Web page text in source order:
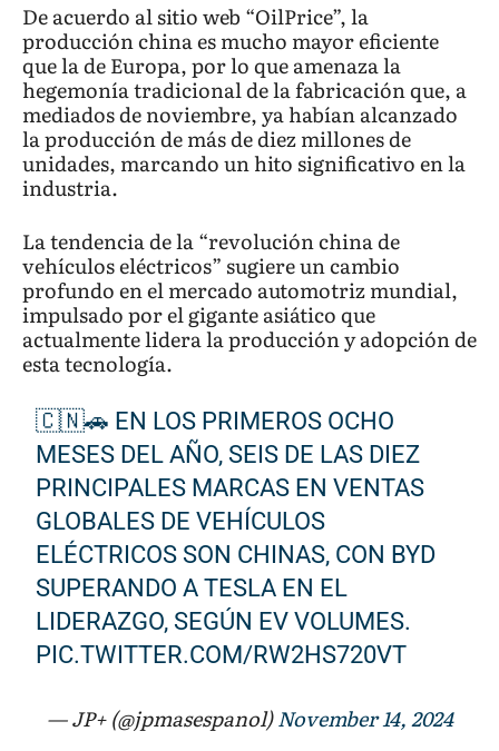
De acuerdo al sitio web “OilPrice”, la
producción china es mucho mayor eficiente
que la de Europa, por lo que amenaza la
hegemonía tradicional de la fabricación que, a
mediados de noviembre, ya habían alcanzado
la producción de más de diez millones de
unidades, marcando un hito significativo en la
industria.
La tendencia de la “revolución china de
vehículos eléctricos” sugiere un cambio
profundo en el mercado automotriz mundial,
impulsado por el gigante asiático que
actualmente lidera la producción y adopción de
esta tecnología.
🇨🇳🚗 EN LOS PRIMEROS OCHO
MESES DEL AÑO, SEIS DE LAS DIEZ
PRINCIPALES MARCAS EN VENTAS
GLOBALES DE VEHÍCULOS
ELÉCTRICOS SON CHINAS, CON BYD
SUPERANDO A TESLA EN EL
LIDERAZGO, SEGÚN EV VOLUMES.
PIC.TWITTER.COM/RW2HS720VT
— JP+ (@jpmasespanol)November 14, 2024